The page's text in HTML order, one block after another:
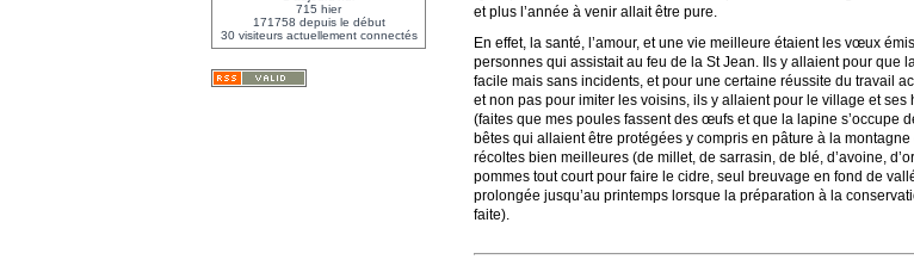
et plus l’année à venir allait être pure.
En effet, la santé, l’amour, et une vie meilleure étaient les vœux
personnes qui assistait au feu de la St Jean. Ils y allaient pour que
facile mais sans incidents, et pour une certaine réussite du travail
et non pas pour imiter les voisins, ils y allaient pour le village et ses
(faites que mes poules fassent des œufs et que la lapine s’occupe
bêtes qui allaient être protégées y compris en pâture à la
récoltes bien meilleures (de millet, de sarrasin, de blé, d’avoine,
pommes tout court pour faire le cidre, seul breuvage en fond de
prolongée jusqu’au printemps lorsque la préparation à la
faite).
715 hier
171758 depuis le début
30 visiteurs actuellement connectés